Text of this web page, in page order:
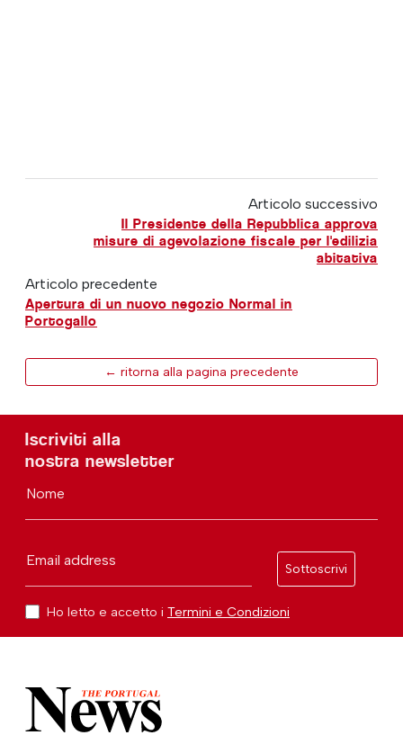
Articolo successivo
Il Presidente della Repubblica approva
misure di agevolazione fiscale per l'edilizia
abitativa
Articolo precedente
Apertura di un nuovo negozio Normal in
Portogallo
← ritorna alla pagina precedente
Iscriviti alla
nostra newsletter
Nome
Email address
Sottoscrivi
Ho letto e accetto i Termini e Condizioni